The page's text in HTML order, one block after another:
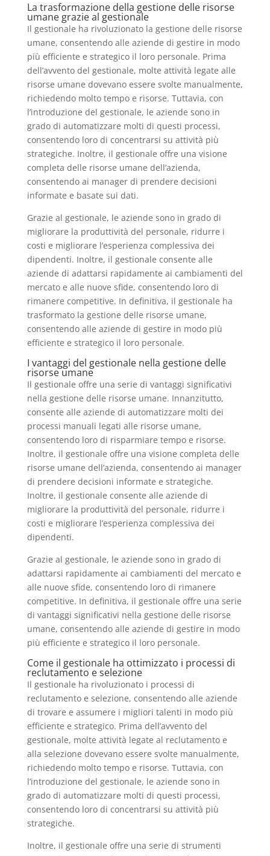
La trasformazione della gestione delle risorse
umane grazie al gestionale
Il gestionale ha rivoluzionato la gestione delle risorse
umane, consentendo alle aziende di gestire in modo
più efficiente e strategico il loro personale. Prima
dell’avvento del gestionale, molte attività legate alle
risorse umane dovevano essere svolte manualmente,
richiedendo molto tempo e risorse. Tuttavia, con
l’introduzione del gestionale, le aziende sono in
grado di automatizzare molti di questi processi,
consentendo loro di concentrarsi su attività più
strategiche. Inoltre, il gestionale offre una visione
completa delle risorse umane dell’azienda,
consentendo ai manager di prendere decisioni
informate e basate sui dati.
Grazie al gestionale, le aziende sono in grado di
migliorare la produttività del personale, ridurre i
costi e migliorare l’esperienza complessiva dei
dipendenti. Inoltre, il gestionale consente alle
aziende di adattarsi rapidamente ai cambiamenti del
mercato e alle nuove sfide, consentendo loro di
rimanere competitive. In definitiva, il gestionale ha
trasformato la gestione delle risorse umane,
consentendo alle aziende di gestire in modo più
efficiente e strategico il loro personale.
I vantaggi del gestionale nella gestione delle
risorse umane
Il gestionale offre una serie di vantaggi significativi
nella gestione delle risorse umane. Innanzitutto,
consente alle aziende di automatizzare molti dei
processi manuali legati alle risorse umane,
consentendo loro di risparmiare tempo e risorse.
Inoltre, il gestionale offre una visione completa delle
risorse umane dell’azienda, consentendo ai manager
di prendere decisioni informate e strategiche.
Inoltre, il gestionale consente alle aziende di
migliorare la produttività del personale, ridurre i
costi e migliorare l’esperienza complessiva dei
dipendenti.
Grazie al gestionale, le aziende sono in grado di
adattarsi rapidamente ai cambiamenti del mercato e
alle nuove sfide, consentendo loro di rimanere
competitive. In definitiva, il gestionale offre una serie
di vantaggi significativi nella gestione delle risorse
umane, consentendo alle aziende di gestire in modo
più efficiente e strategico il loro personale.
Come il gestionale ha ottimizzato i processi di
reclutamento e selezione
Il gestionale ha rivoluzionato i processi di
reclutamento e selezione, consentendo alle aziende
di trovare e assumere i migliori talenti in modo più
efficiente e strategico. Prima dell’avvento del
gestionale, molte attività legate al reclutamento e
alla selezione dovevano essere svolte manualmente,
richiedendo molto tempo e risorse. Tuttavia, con
l’introduzione del gestionale, le aziende sono in
grado di automatizzare molti di questi processi,
consentendo loro di concentrarsi su attività più
strategiche.
Inoltre, il gestionale offre una serie di strumenti